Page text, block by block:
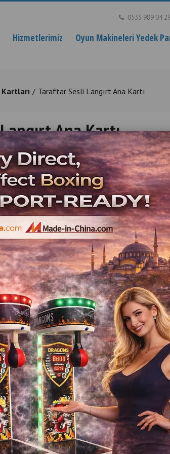
0535 989 04
Hizmetlerimiz Oyun Makineleri Yedek
Taraftar Sesli Langırt Ana Kartı
Ana Kartı
Ana Kartı Fiyatları
Sesli Langırt Ana
Büyük Takım Taraftar
Beşiktaş,
Gol Skorbort Yazar
Para ve Jeton
İle Çalışır 12 Amper